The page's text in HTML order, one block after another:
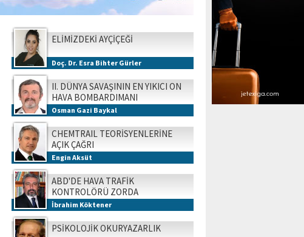
ELİMİZDEKİ AYÇİÇEĞİ
Doç. Dr. Esra Bihter Gürler
II. DÜNYA SAVAŞININ EN YIKICI ON
HAVA BOMBARDIMANI
Osman Gazi Baykal
CHEMTRAIL TEORİSYENLERİNE
AÇIK ÇAĞRI
Engin Aksüt
ABD'DE HAVA TRAFİK
KONTROLÖRÜ ZORDA
İbrahim Köktener
PSİKOLOJİK OKURYAZARLIK